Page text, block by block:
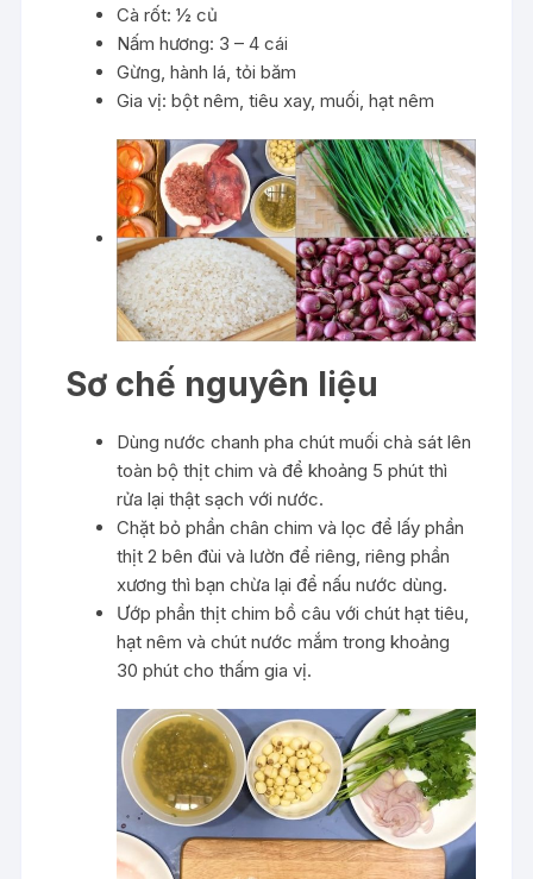
Cà rốt: ½ củ
Nấm hương: 3 – 4 cái
Gừng, hành lá, tỏi băm
Gia vị: bột nêm, tiêu xay, muối, hạt nêm
Sơ chế nguyên liệu
Dùng nước chanh pha chút muối chà sát lên
toàn bộ thịt chim và để khoảng 5 phút thì
rửa lại thật sạch với nước.
Chặt bỏ phần chân chim và lọc để lấy phần
thịt 2 bên đùi và lườn để riêng, riêng phần
xương thì bạn chừa lại để nấu nước dùng.
Ướp phần thịt chim bồ câu với chút hạt tiêu,
hạt nêm và chút nước mắm trong khoảng
30 phút cho thấm gia vị.